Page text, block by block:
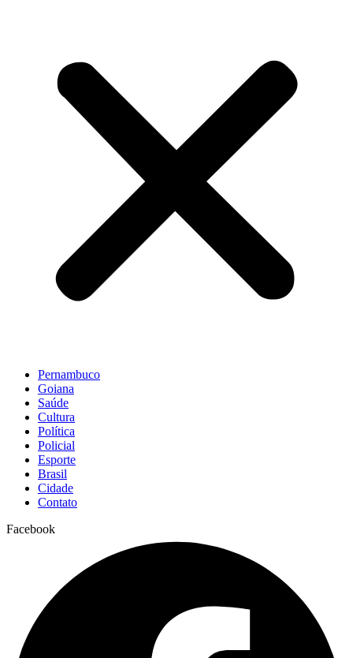
Pernambuco
Goiana
Saúde
Cultura
Política
Policial
Esporte
Brasil
Cidade
Contato
Facebook